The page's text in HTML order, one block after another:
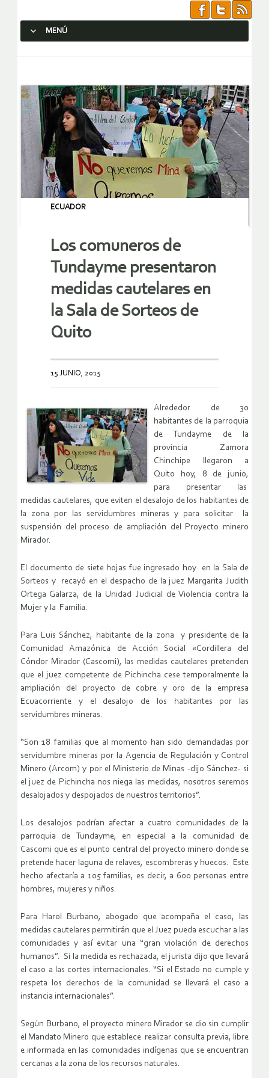
MENÚ
ECUADOR
Los comuneros de
Tundayme presentaron
medidas cautelares en
la Sala de Sorteos de
Quito
15 JUNIO, 2015
Alrededor de 30
habitantes de la parroquia
de Tundayme de la
provincia Zamora
Chinchipe llegaron a
Quito hoy, 8 de junio,
para presentar las
medidas cautelares, que eviten el desalojo de los habitantes de
la zona por las servidumbres mineras y para solicitar la
suspensión del proceso de ampliación del Proyecto minero
Mirador.
El documento de siete hojas fue ingresado hoy en la Sala de
Sorteos y recayó en el despacho de la juez Margarita Judith
Ortega Galarza, de la Unidad Judicial de Violencia contra la
Mujer y la Familia.
Para Luis Sánchez, habitante de la zona y presidente de la
Comunidad Amazónica de Acción Social «Cordillera del
Cóndor Mirador (Cascomi), las medidas cautelares pretenden
que el juez competente de Pichincha cese temporalmente la
ampliación del proyecto de cobre y oro de la empresa
Ecuacorriente y el desalojo de los habitantes por las
servidumbres mineras.
“Son 18 familias que al momento han sido demandadas por
servidumbre mineras por la Agencia de Regulación y Control
Minero (Arcom) y por el Ministerio de Minas -dijo Sánchez- si
el juez de Pichincha nos niega las medidas, nosotros seremos
desalojados y despojados de nuestros territorios”.
Los desalojos podrían afectar a cuatro comunidades de la
parroquia de Tundayme, en especial a la comunidad de
Cascomi que es el punto central del proyecto minero donde se
pretende hacer laguna de relaves, escombreras y huecos. Este
hecho afectaría a 105 familias, es decir, a 600 personas entre
hombres, mujeres y niños.
Para Harol Burbano, abogado que acompaña el caso, las
medidas cautelares permitirán que el Juez pueda escuchar a las
comunidades y así evitar una “gran violación de derechos
humanos”. Si la medida es rechazada, el jurista dijo que llevará
el caso a las cortes internacionales. “Si el Estado no cumple y
respeta los derechos de la comunidad se llevará el caso a
instancia internacionales”.
Según Burbano, el proyecto minero Mirador se dio sin cumplir
el Mandato Minero que establece realizar consulta previa, libre
e informada en las comunidades indígenas que se encuentran
cercanas a la zona de los recursos naturales.